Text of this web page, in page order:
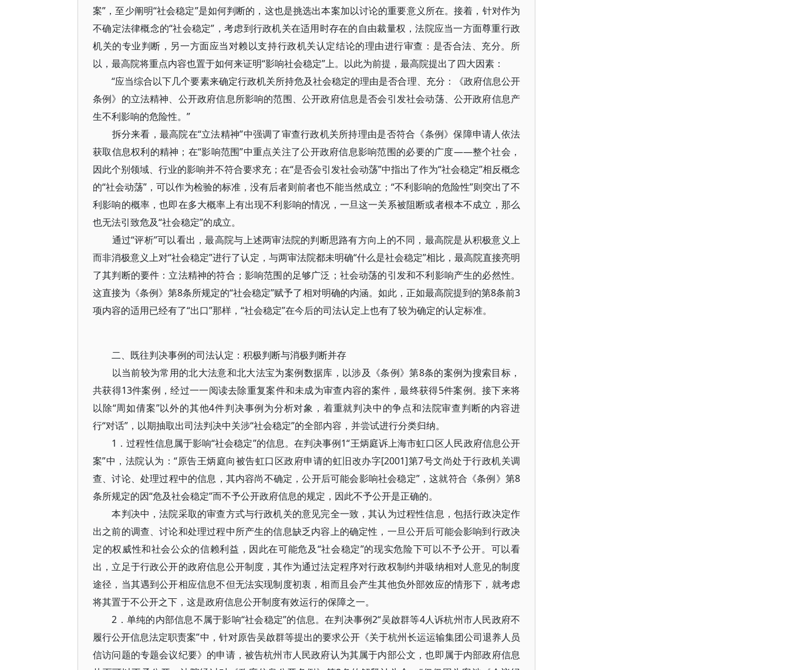
案”，至少阐明“社会稳定”是如何判断的，这也是挑选出本案加以讨论的重要意义所在。接着，针对作为
不确定法律概念的“社会稳定”，考虑到行政机关在适用时存在的自由裁量权，法院应当一方面尊重行政
机关的专业判断，另一方面应当对赖以支持行政机关认定结论的理由进行审查：是否合法、充分。所
以，最高院将重点内容也置于如何来证明“影响社会稳定”上。以此为前提，最高院提出了四大因素：
“应当综合以下几个要素来确定行政机关所持危及社会稳定的理由是否合理、充分：《政府信息公开
条例》的立法精神、公开政府信息所影响的范围、公开政府信息是否会引发社会动荡、公开政府信息产
生不利影响的危险性。”
拆分来看，最高院在“立法精神”中强调了审查行政机关所持理由是否符合《条例》保障申请人依法
获取信息权利的精神；在“影响范围”中重点关注了公开政府信息影响范围的必要的广度——整个社会，
因此个别领域、行业的影响并不符合要求充；在“是否会引发社会动荡”中指出了作为“社会稳定”相反概念
的“社会动荡”，可以作为检验的标准，没有后者则前者也不能当然成立；“不利影响的危险性”则突出了不
利影响的概率，也即在多大概率上有出现不利影响的情况，一旦这一关系被阻断或者根本不成立，那么
也无法引致危及“社会稳定”的成立。
通过“评析”可以看出，最高院与上述两审法院的判断思路有方向上的不同，最高院是从积极意义上
而非消极意义上对“社会稳定”进行了认定，与两审法院都未明确“什么是社会稳定”相比，最高院直接亮明
了其判断的要件：立法精神的符合；影响范围的足够广泛；社会动荡的引发和不利影响产生的必然性。
这直接为《条例》第8条所规定的“社会稳定”赋予了相对明确的内涵。如此，正如最高院提到的第8条前3
项内容的适用已经有了“出口”那样，“社会稳定”在今后的司法认定上也有了较为确定的认定标准。
二、既往判决事例的司法认定：积极判断与消极判断并存
以当前较为常用的北大法意和北大法宝为案例数据库，以涉及《条例》第8条的案例为搜索目标，
共获得13件案例，经过一一阅读去除重复案件和未成为审查内容的案件，最终获得5件案例。接下来将
以除“周如倩案”以外的其他4件判决事例为分析对象，着重就判决中的争点和法院审查判断的内容进
行“对话”，以期抽取出司法判决中关涉“社会稳定”的全部内容，并尝试进行分类归纳。
1．过程性信息属于影响“社会稳定”的信息。在判决事例1“王炳庭诉上海市虹口区人民政府信息公开
案”中，法院认为：“原告王炳庭向被告虹口区政府申请的虹旧改办字[2001]第7号文尚处于行政机关调
查、讨论、处理过程中的信息，其内容尚不确定，公开后可能会影响社会稳定”，这就符合《条例》第8
条所规定的因“危及社会稳定”而不予公开政府信息的规定，因此不予公开是正确的。
本判决中，法院采取的审查方式与行政机关的意见完全一致，其认为过程性信息，包括行政决定作
出之前的调查、讨论和处理过程中所产生的信息缺乏内容上的确定性，一旦公开后可能会影响到行政决
定的权威性和社会公众的信赖利益，因此在可能危及“社会稳定”的现实危险下可以不予公开。可以看
出，立足于行政公开的政府信息公开制度，其作为通过法定程序对行政权制约并吸纳相对人意见的制度
途径，当其遇到公开相应信息不但无法实现制度初衷，相而且会产生其他负外部效应的情形下，就考虑
将其置于不公开之下，这是政府信息公开制度有效运行的保障之一。
2．单纯的内部信息不属于影响“社会稳定”的信息。在判决事例2“吴啟群等4人诉杭州市人民政府不
履行公开信息法定职责案”中，针对原告吴啟群等提出的要求公开《关于杭州长运运输集团公司退养人员
信访问题的专题会议纪要》的申请，被告杭州市人民政府认为其属于内部公文，也即属于内部政府信息